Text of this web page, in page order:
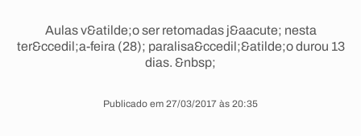
Aulas v&atilde;o ser retomadas j&aacute; nesta
ter&ccedil;a-feira (28); paralisa&ccedil;&atilde;o durou 13
dias. &nbsp;
Publicado em 27/03/2017 às 20:35